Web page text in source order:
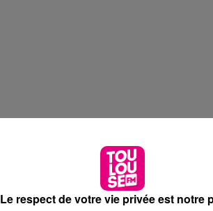
Le respect de votre vie privée est notre